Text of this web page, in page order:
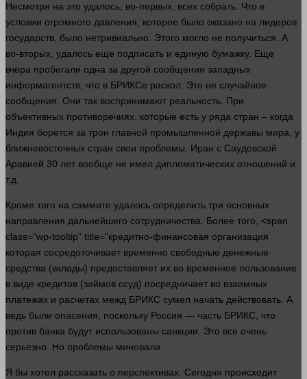
Несмотря на это удалось, во-первых, всех собрать. Что в
условии огромного давления , которое было оказано на лидеров
государств, было нетривиально. Этого могло не получиться. А
во-вторых, удалось еще подписать и единую бумажку. Еще
вчера пробегали одна за другой сообщения западных
информагентств, что в БРИКСе раскол. Это не случайное
сообщения. Они так воспринимают реальность. При
объективных противоречиях, которые есть у ряда стран – когда
Индия борется за трон главной промышленной державы мира, у
ближневосточных стран свои проблемы, Иран с Саудовской
Аравией 30 лет вообще не имел дипломатических отношений и
т.д.
Кроме того на саммите удалось определить три основных
направления дальнейшего сотрудничества. Более того, <span
class="wp-tooltip" title="кредитно-финансовая организация
которая сосредоточивает временно свободные денежные
средства (вклады) предоставляет их во временное пользование
в виде кредитов (займов ссуд) посредничает во взаимных
платежах и расчетах межд БРИКС сумел начать действовать. А
ведь были опасения, поскольку Россия — часть БРИКС, что
против банка будут использованы санкции. Это все очень
серьезно. Но проблемы миновали.
Я бы хотел рассказать о перспективах. Сегодня происходит